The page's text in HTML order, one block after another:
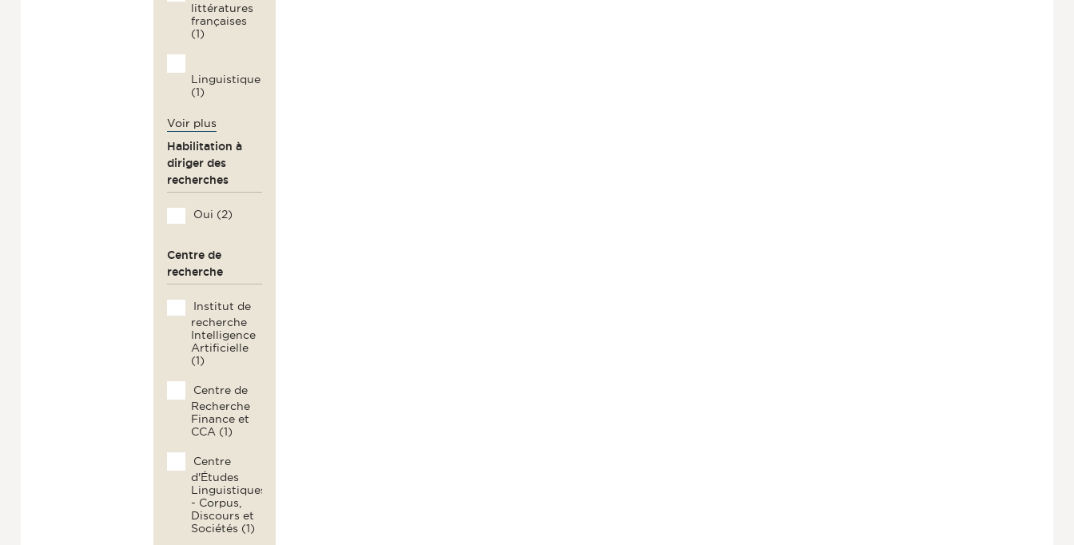
littératures
françaises
(1)
Linguistique
(1)
Voir plus
Habilitation à
diriger des
recherches
Oui (2)
Centre de
recherche
Institut de
recherche
Intelligence
Artificielle
(1)
Centre de
Recherche
Finance et
CCA (1)
Centre
d'Études
Linguistiques
- Corpus,
Discours et
Sociétés (1)